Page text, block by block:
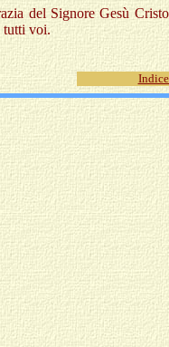
del Signore Gesù
tutti voi.